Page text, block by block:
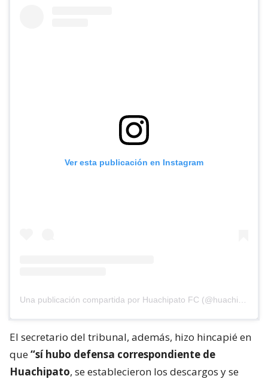
Ver esta publicación en Instagram
El secretario del tribunal, además, hizo hincapié en
que“sí hubo defensa correspondiente de
Huachipato, se establecieron los descargos y se